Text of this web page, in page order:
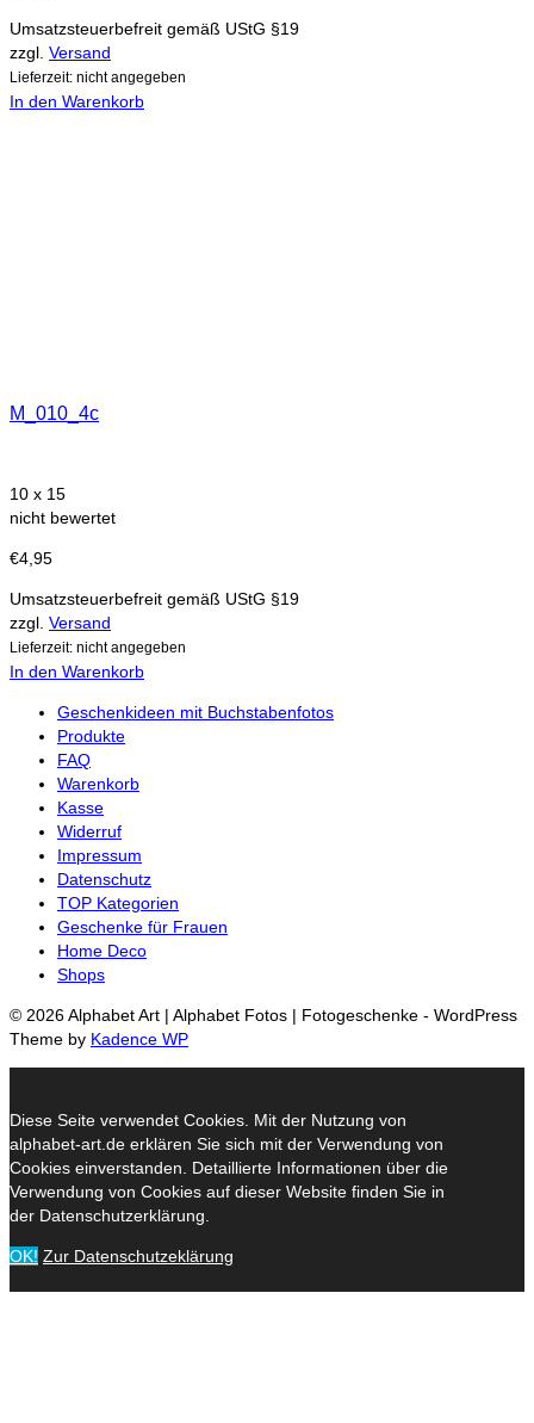
Umsatzsteuerbefreit gemäß UStG §19
zzgl. Versand
Lieferzeit: nicht angegeben
In den Warenkorb
M_010_4c
10 x 15
nicht bewertet
€4,95
Umsatzsteuerbefreit gemäß UStG §19
zzgl. Versand
Lieferzeit: nicht angegeben
In den Warenkorb
Geschenkideen mit Buchstabenfotos
Produkte
FAQ
Warenkorb
Kasse
Widerruf
Impressum
Datenschutz
TOP Kategorien
Geschenke für Frauen
Home Deco
Shops
© 2026 Alphabet Art | Alphabet Fotos | Fotogeschenke - WordPress
Theme by Kadence WP
Diese Seite verwendet Cookies. Mit der Nutzung von
alphabet-art.de erklären Sie sich mit der Verwendung von
Cookies einverstanden. Detaillierte Informationen über die
Verwendung von Cookies auf dieser Website finden Sie in
der Datenschutzerklärung.
OK! Zur Datenschutzeklärung